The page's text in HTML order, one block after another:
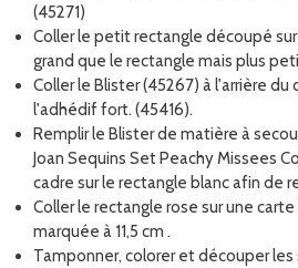
(45271)
Coller le petit rectangle découpé
grand que le rectangle mais plus
Coller le Blister (45267) à l'arrière du
l'adhédif fort. (45416).
Remplir le Blister de matière à
Joan Sequins Set Peachy Missees
cadre sur le rectangle blanc afin de
Coller le rectangle rose sur une
marquée à 11,5 cm .
Tamponner, colorer et découper